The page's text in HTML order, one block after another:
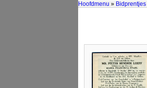
Hoofdmenu » Bidprentjes